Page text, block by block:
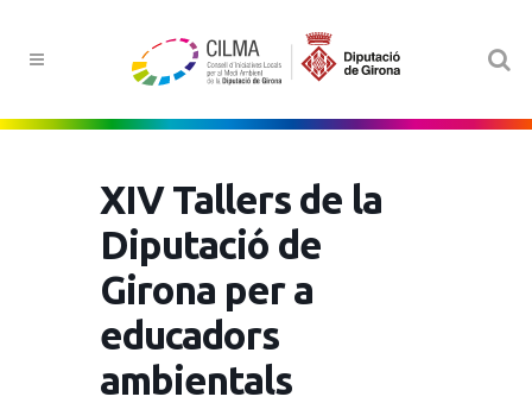
XIV Tallers de la
Diputació de
Girona per a
educadors
ambientals